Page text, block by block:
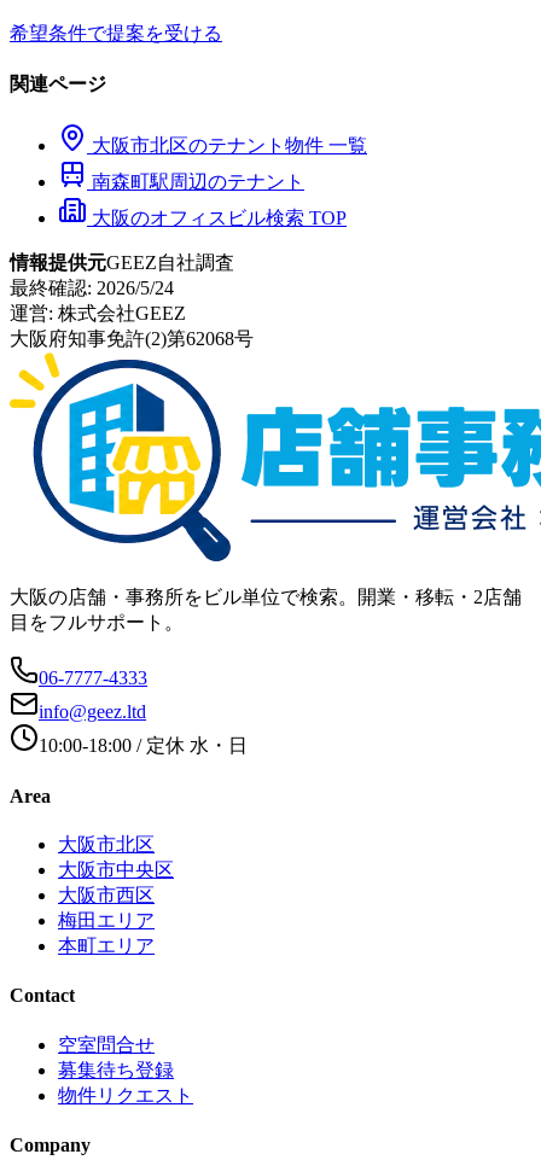
希望条件で提案を受ける
関連ページ
大阪市北区のテナント物件 一覧
南森町駅周辺のテナント
大阪のオフィスビル検索 TOP
情報提供元GEEZ自社調査
最終確認: 2026/5/24
運営: 株式会社GEEZ
大阪府知事免許(2)第62068号
大阪の店舗・事務所をビル単位で検索。開業・移転・2店舗
目をフルサポート。
06-7777-4333
info@geez.ltd
10:00-18:00 / 定休 水・日
Area
大阪市北区
大阪市中央区
大阪市西区
梅田エリア
本町エリア
Contact
空室問合せ
募集待ち登録
物件リクエスト
Company